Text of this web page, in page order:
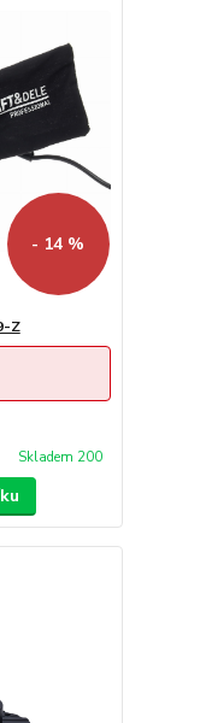
- 14 %
Z
Skladem 200